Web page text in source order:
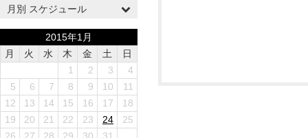
月別 スケジュール
2015年1月
月
火 水 木 金 土
日
1
2 3
4
5
6 7 8 9 10
11
12
13 14 15 16 17
18
19
20 21 22 23 24
25